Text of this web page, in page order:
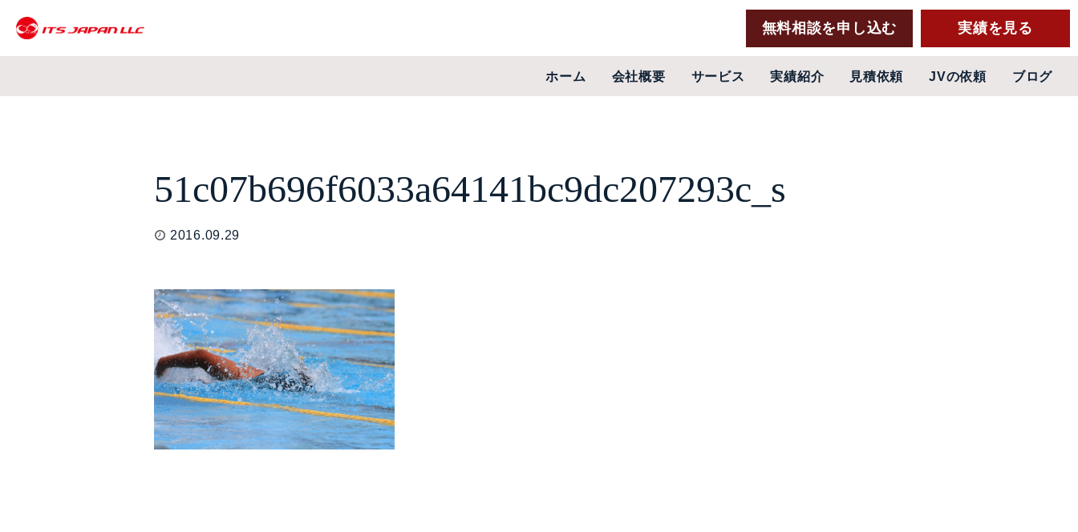
無料相談を申し込む 実績を見る
ホーム 会社概要 サービス 実績紹介 見積依頼 JVの依頼 ブログ
51c07b696f6033a64141bc9dc207293c_s
2016.09.29